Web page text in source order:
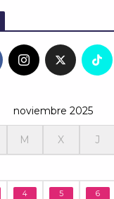
noviembre 2025
M X J
4 5 6